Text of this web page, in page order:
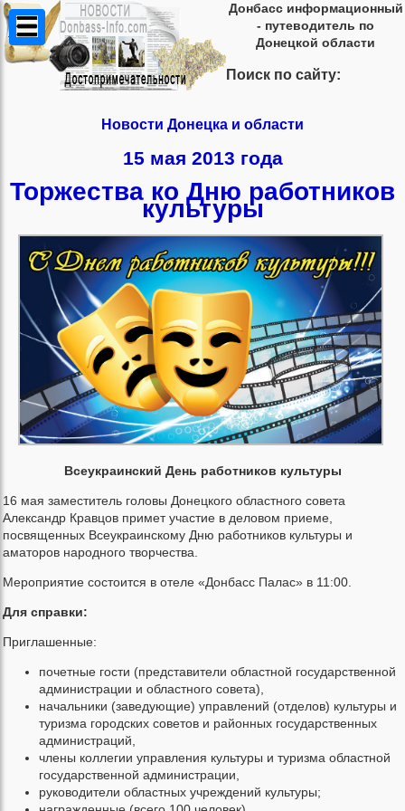
Донбасс информационный
- путеводитель по
Донецкой области
Поиск по сайту:
Новости Донецка и области
15 мая 2013 года
Торжества ко Дню работников
культуры
Всеукраинский День работников культуры
16 мая заместитель головы Донецкого областного совета
Александр Кравцов примет участие в деловом приеме,
посвященных Всеукраинскому Дню работников культуры и
аматоров народного творчества.
Мероприятие состоится в отеле «Донбасс Палас» в 11:00.
Для справки:
Приглашенные:
почетные гости (представители областной государственной
администрации и областного совета),
начальники (заведующие) управлений (отделов) культуры и
туризма городских советов и районных государственных
администраций,
члены коллегии управления культуры и туризма областной
государственной администрации,
руководители областных учреждений культуры;